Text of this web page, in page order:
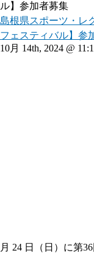
ル】参加者募集
島根県スポーツ・レ
フェスティバル】参
10月 14th, 2024 @
月 24 日（日）に第